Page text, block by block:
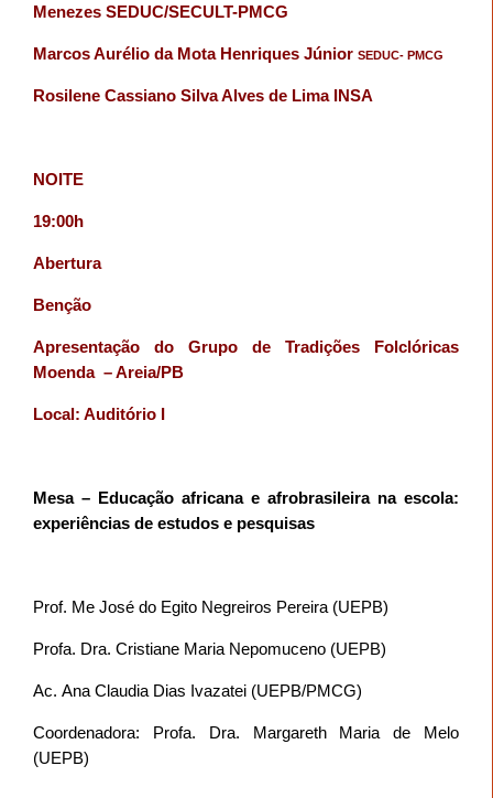
Menezes SEDUC/SECULT-PMCG
Marcos Aurélio da Mota Henriques Júnior SEDUC- PMCG
Rosilene Cassiano Silva Alves de Lima INSA
NOITE
19:00h
Abertura
Benção
Apresentação do Grupo de Tradições Folclóricas
Moenda – Areia/PB
Local: Auditório I
Mesa – Educação africana e afrobrasileira na escola:
experiências de estudos e pesquisas
Prof. Me José do Egito Negreiros Pereira (UEPB)
Profa. Dra. Cristiane Maria Nepomuceno (UEPB)
Ac. Ana Claudia Dias Ivazatei (UEPB/PMCG)
Coordenadora: Profa. Dra. Margareth Maria de Melo
(UEPB)